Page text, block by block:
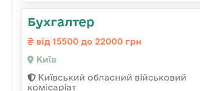
Бухгалтер
від 15500 до 22000 грн
Київ
Київський обласний військовий
комісаріат